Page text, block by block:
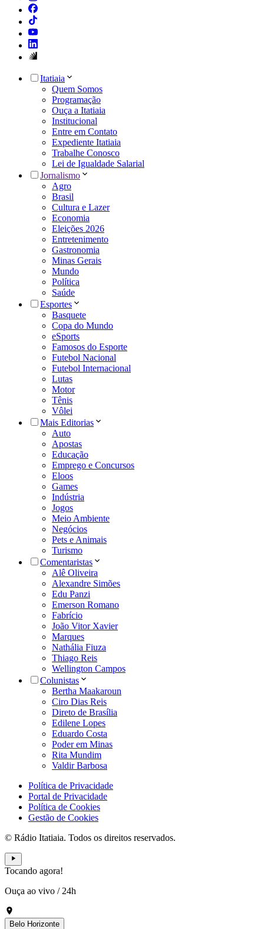
Itatiaia
Quem Somos
Programação
Ouça a Itatiaia
Institucional
Entre em Contato
Expediente Itatiaia
Trabalhe Conosco
Lei de Igualdade Salarial
Jornalismo
Agro
Brasil
Cultura e Lazer
Economia
Eleições 2026
Entretenimento
Gastronomia
Minas Gerais
Mundo
Política
Saúde
Esportes
Basquete
Copa do Mundo
eSports
Famosos do Esporte
Futebol Nacional
Futebol Internacional
Lutas
Motor
Tênis
Vôlei
Mais Editorias
Auto
Apostas
Educação
Emprego e Concursos
Eloos
Games
Indústria
Jogos
Meio Ambiente
Negócios
Pets e Animais
Turismo
Comentaristas
Alê Oliveira
Alexandre Simões
Edu Panzi
Emerson Romano
Fabrício
João Vitor Xavier
Marques
Nathália Fiuza
Thiago Reis
Wellington Campos
Colunistas
Bertha Maakaroun
Ciro Dias Reis
Direto de Brasília
Edilene Lopes
Eduardo Costa
Poder em Minas
Rita Mundim
Valdir Barbosa
Política de Privacidade
Portal de Privacidade
Política de Cookies
Gestão de Cookies
© Rádio Itatiaia. Todos os direitos reservados.
Tocando agora!
Ouça ao vivo / 24h
Belo Horizonte